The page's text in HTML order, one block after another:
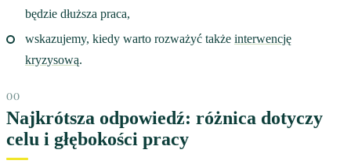
będzie dłuższa praca,
wskazujemy, kiedy warto rozważyć także interwencję
kryzysową.
Najkrótsza odpowiedź: różnica dotyczy
celu i głębokości pracy